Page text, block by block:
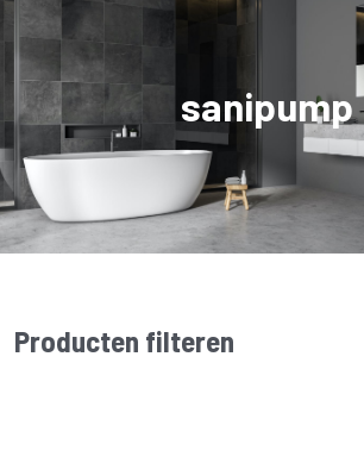
sanipump
Producten filteren